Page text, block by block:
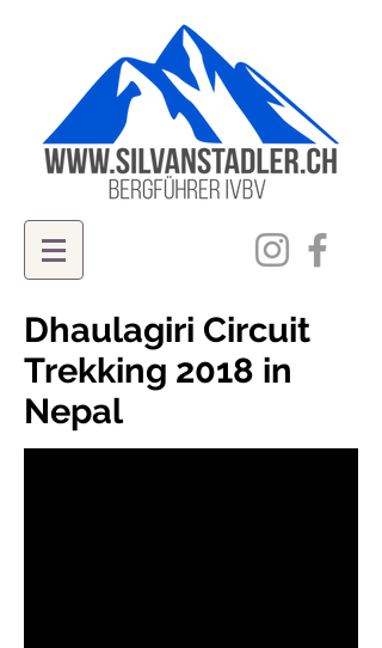
Dhaulagiri Circuit
Trekking 2018 in
Nepal